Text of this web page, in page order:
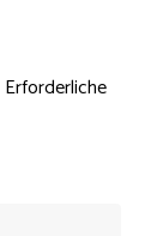
Erforderliche